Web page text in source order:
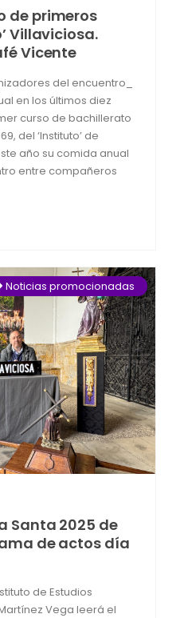
de primeros
Villaviciosa.
Vicente
del encuentro_
en los últimos diez
curso de bachillerato
del ‘Instituto’ de
año su comida anual
entre compañeros
Noticias promocionadas
Santa 2025 de
de actos día
de Estudios
Vega leerá el